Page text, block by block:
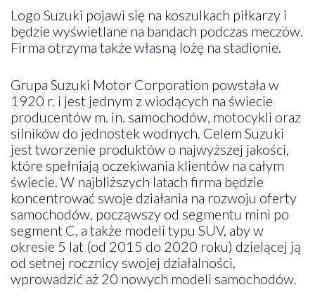
Logo Suzuki pojawi się na koszulkach piłkarzy i
będzie wyświetlane na bandach podczas meczów.
Firma otrzyma także własną lożę na stadionie.
Grupa Suzuki Motor Corporation powstała w
1920 r. i jest jednym z wiodących na świecie
producentów m. in. samochodów, motocykli oraz
silników do jednostek wodnych. Celem Suzuki
jest tworzenie produktów o najwyższej jakości,
które spełniają oczekiwania klientów na całym
świecie. W najbliższych latach firma będzie
koncentrować swoje działania na rozwoju oferty
samochodów, począwszy od segmentu mini po
segment C, a także modeli typu SUV, aby w
okresie 5 lat (od 2015 do 2020 roku) dzielącej ją
od setnej rocznicy swojej działalności,
wprowadzić aż 20 nowych modeli samochodów.